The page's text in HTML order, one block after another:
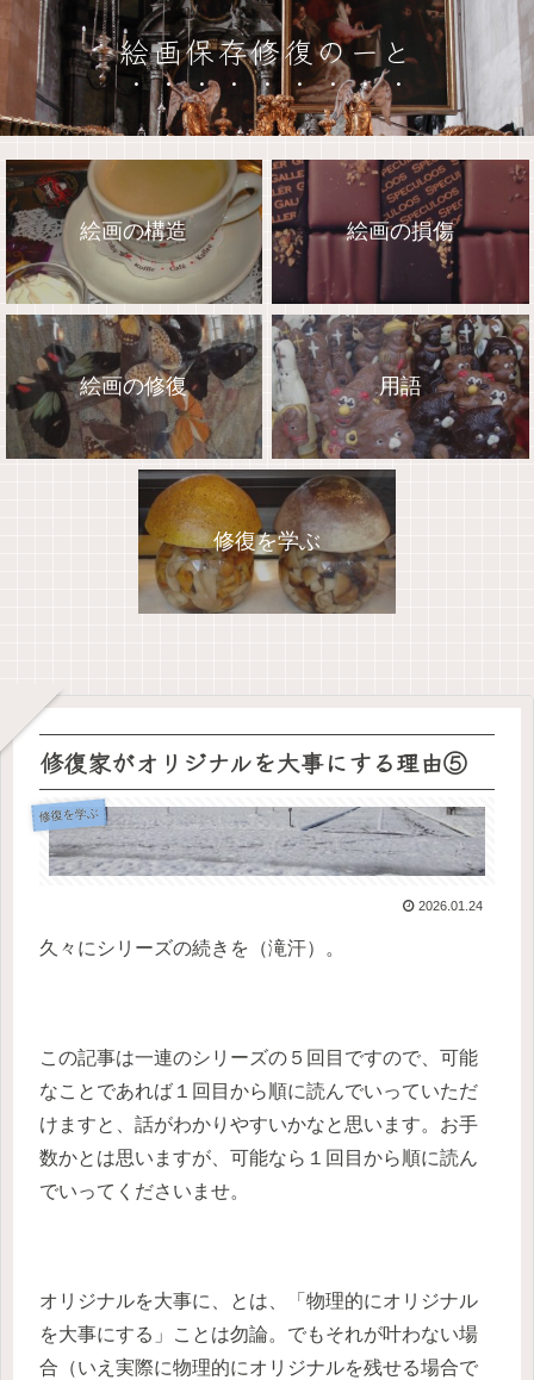
絵画保存修復のーと
絵画の構造 絵画の損傷
絵画の修復 用語
修復を学ぶ
修復家がオリジナルを大事にする理由⑤
修復を学ぶ
2026.01.24
久々にシリーズの続きを（滝汗）。
この記事は一連のシリーズの５回目ですので、可能
なことであれば１回目から順に読んでいっていただ
けますと、話がわかりやすいかなと思います。お手
数かとは思いますが、可能なら１回目から順に読ん
でいってくださいませ。
オリジナルを大事に、とは、「物理的にオリジナル
を大事にする」ことは勿論。でもそれが叶わない場
合（いえ実際に物理的にオリジナルを残せる場合で